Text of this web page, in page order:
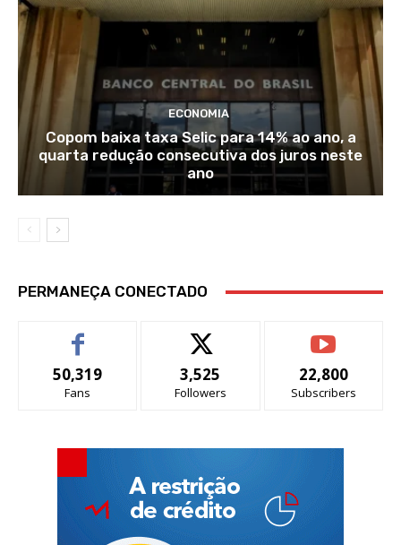
ECONOMIA
Copom baixa taxa Selic para 14% ao ano, a
quarta redução consecutiva dos juros neste
ano
PERMANEÇA CONECTADO
50,319
Fans
3,525
Followers
22,800
Subscribers